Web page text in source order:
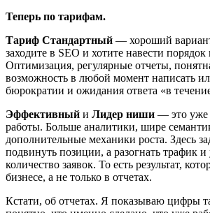
Теперь по тарифам.
Тариф Стандартный — хороший
заходите в SEO и хотите навести порядок
Оптимизация, регулярные отчеты,
возможность в любой момент написать
бюрократии и ожидания ответа «в
Эффективный и Лидер ниши — это уже
работы. Больше аналитики, шире
дополнительные механики роста. Здесь
подвинуть позиции, а разогнать трафик и
количество заявок. То есть результат,
бизнесе, а не только в отчетах.
Кстати, об отчетах. Я показываю цифры